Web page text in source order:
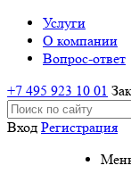
Услуги
О компании
Вопрос-ответ
+7 495 923 10 01
Вход Регистрация